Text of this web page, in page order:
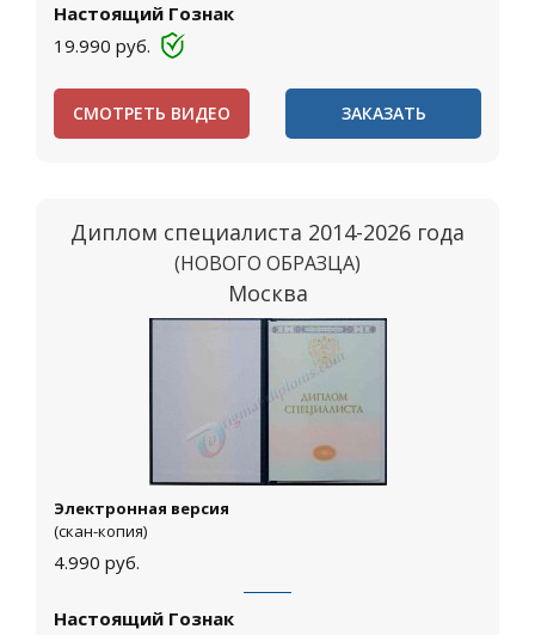
Настоящий Гознак
19.990 руб.
СМОТРЕТЬ ВИДЕО ЗАКАЗАТЬ
Диплом специалиста 2014-2026 года
(НОВОГО ОБРАЗЦА)
Москва
Электронная версия
(скан-копия)
4.990 руб.
Настоящий Гознак